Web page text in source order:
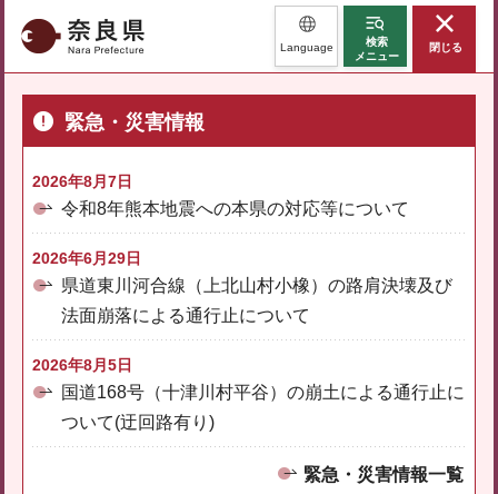
奈良県 Language
検索
メニュー
閉じる
緊急・災害情報
2026年8月7日
令和8年熊本地震への本県の対応等について
2026年6月29日
県道東川河合線（上北山村小橡）の路肩決壊及び
法面崩落による通行止について
2026年8月5日
国道168号（十津川村平谷）の崩土による通行止に
ついて(迂回路有り)
緊急・災害情報一覧